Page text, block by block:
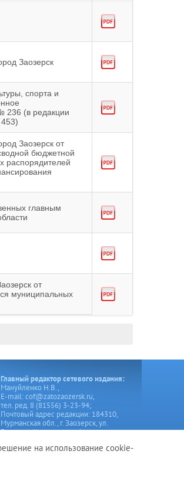
Заозерск
спорта и
236 (в редакции
Заозерск от
бюджетной
распорядителей
главным
от
муниципальных
Главный редактор сетевого издания:
Мануйленко Н.В.,
Е-mail: cof@zatozaozersk.ru,
тел. ред. 8 (81556) 3-23-94;
Почтовый адрес редакции: 184310,
Мурманская обл., г. Заозерск, ул.
Генерала Чумаченко, д.4
на использование cookie-